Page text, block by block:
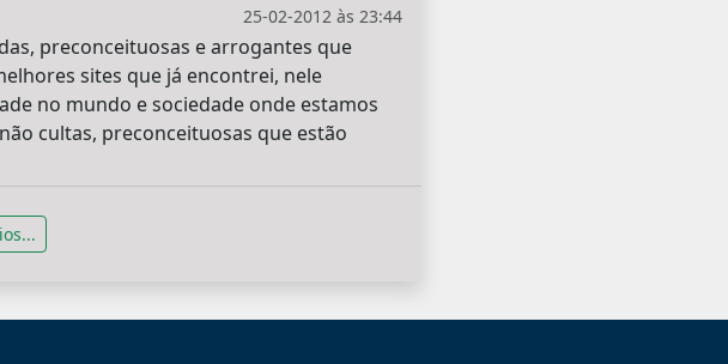
25-02-2012 às 23:44
preconceituosas e arrogantes que
sites que já encontrei, nele
no mundo e sociedade onde estamos
cultas, preconceituosas que estão